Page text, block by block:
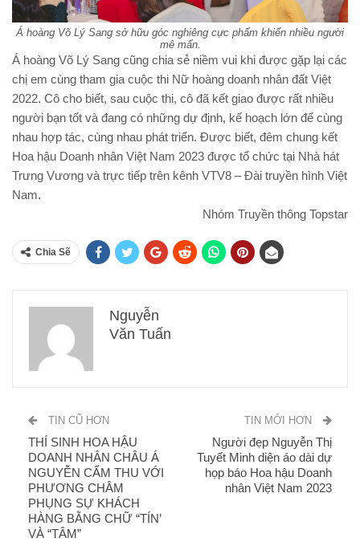
Á hoàng Võ Lý Sang sở hữu góc nghiêng cực phẩm khiến nhiều người
mê mẩn.
Á hoàng Võ Lý Sang cũng chia sẻ niềm vui khi được gặp lại các
chị em cùng tham gia cuộc thi Nữ hoàng doanh nhân đất Việt
2022. Cô cho biết, sau cuộc thi, cô đã kết giao được rất nhiều
người bạn tốt và đang có những dự định, kế hoạch lớn để cùng
nhau hợp tác, cùng nhau phát triển. Được biết, đêm chung kết
Hoa hậu Doanh nhân Việt Nam 2023 được tổ chức tại Nhà hát
Trưng Vương và trực tiếp trên kênh VTV8 – Đài truyền hình Việt
Nam.
Nhóm Truyền thông Topstar
Chia Sẽ
Nguyễn
Văn Tuấn
TIN CŨ HƠN
THÍ SINH HOA HẬU
DOANH NHÂN CHÂU Á
NGUYỄN CẨM THU VỚI
PHƯƠNG CHÂM
PHỤNG SỰ KHÁCH
HÀNG BẰNG CHỮ “TÍN’
VÀ “TÂM”
TIN MỚI HƠN
Người đẹp Nguyễn Thị
Tuyết Minh diện áo dài dự
họp báo Hoa hậu Doanh
nhân Việt Nam 2023